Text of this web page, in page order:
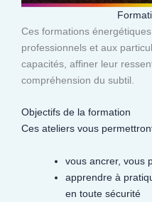
Ces formations
professionnels et aux
capacités, affiner leur
compréhension du subtil.​
Objectifs de la formation
Ces ateliers vous
vous ancrer, vous
apprendre à
en toute sécurité